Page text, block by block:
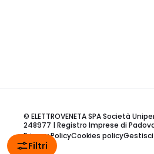
Filtri
© ELETTROVENETA SPA Società
248977 | Registro Imprese di
Privacy PolicyCookies policy